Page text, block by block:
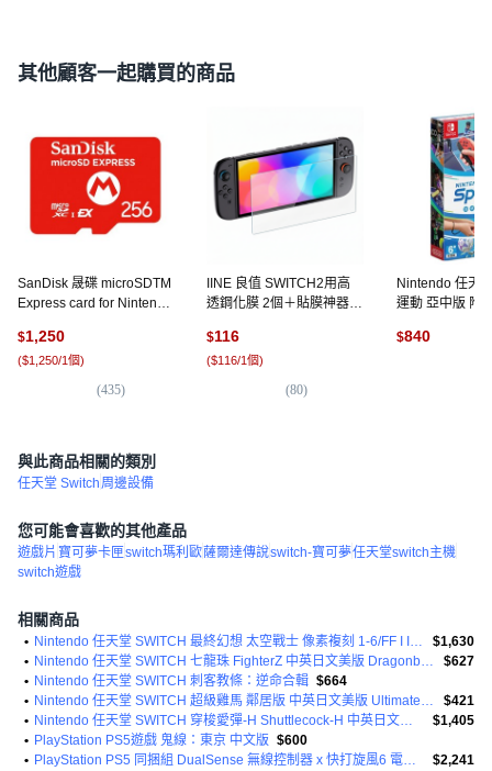
其他顧客一起購買的商品
SanDisk 晟碟 microSDTM
Express card for Nintendo
1個, 單一商品
$1,250
($1,250/1個)
(435)
IINE 良值 SWITCH2用高
透鋼化膜 2個＋貼膜神器,
$116
($116/1個)
(80)
Nintendo 任天
運動 亞中版 附
$840
與此商品相關的類別
任天堂 Switch周邊設備
您可能會喜歡的其他產品
遊戲片 寶可夢卡匣switch瑪利歐薩爾達傳說switch-寶可夢任天堂switch主機
switch遊戲
相關商品
• Nintendo 任天堂 SWITCH 最終幻想 太空戰士 像素複刻 1-6/FF I II III IV合輯 中英日文歐版
$1,630
•
Nintendo 任天堂 SWITCH 七龍珠 FighterZ 中英日文美版 Dragonball Fighter Z
$627
• Nintendo 任天堂 SWITCH 刺客教條：逆命合輯 $664
•
Nintendo 任天堂 SWITCH 超級雞馬 鄰居版 中英日文美版 Ultimate Chicken
$421
•
Nintendo 任天堂 SWITCH 穿梭愛彈-H Shuttlecock-H 中英日文歐版
$1,405
• PlayStation PS5遊戲 鬼線：東京 中文版 $600
•
PlayStation PS5 同捆組 DualSense 無線控制器 x 快打旋風6 電競格鬥組 保護級
$2,241